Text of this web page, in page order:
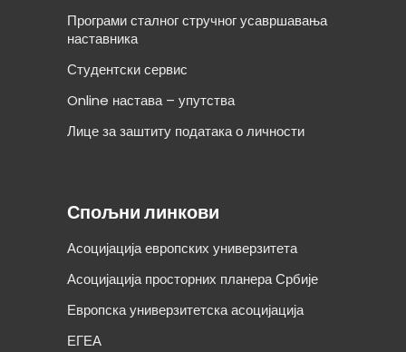
Програми сталног стручног усавршавања
наставника
Студентски сервис
Online настава – упутства
Лице за заштиту података о личности
Спољни линкови
Асоцијација европских универзитета
Асоцијација просторних планера Србије
Европска универзитетска асоцијација
ЕГЕА